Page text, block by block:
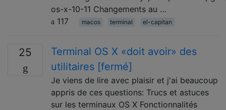
os-x-10-11 Changements au …
117
macos terminal el-capitan
25
Terminal OS X «doit avoir» des
utilitaires [fermé]
Je viens de lire avec plaisir et j'ai beaucoup
appris de ces questions: Trucs et astuces
sur les terminaux OS X Fonctionnalités